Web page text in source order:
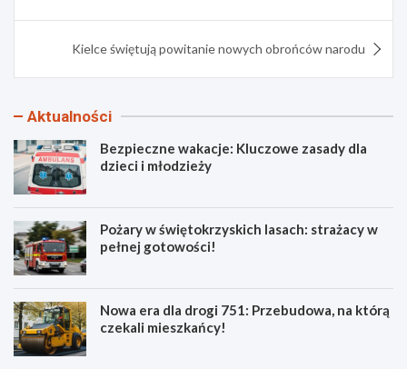
Kielce świętują powitanie nowych obrońców narodu
Aktualności
Bezpieczne wakacje: Kluczowe zasady dla
dzieci i młodzieży
Pożary w świętokrzyskich lasach: strażacy w
pełnej gotowości!
Nowa era dla drogi 751: Przebudowa, na którą
czekali mieszkańcy!